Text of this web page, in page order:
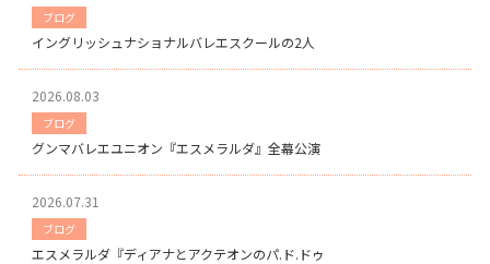
ブログ
イングリッシュナショナルバレエスクールの2人
2026.08.03
ブログ
グンマバレエユニオン『エスメラルダ』全幕公演
2026.07.31
ブログ
エスメラルダ『ディアナとアクテオンのパ.ド.ドゥ